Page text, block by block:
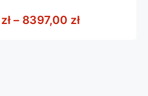
zł – 8397,00 złZakres cen: